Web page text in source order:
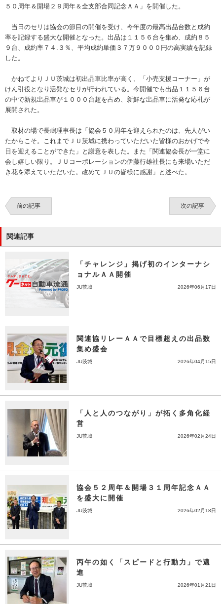
５０周年＆開場２９周年＆全支部合同記念ＡＡ」を開催した。
当日のセリは協会の節目の開催を受け、今年度の最高出品台数と成約
率を記録する盛大な開催となった。出品は１１５６台を集め、成約８５
９台、成約率７４.３％、平均成約単価３７万９０００円の高実績を記録
した。
かねてよりＪＵ茨城は初出品車比率が高く、「小売支援コーナー」が
けん引役となり活発なセリが行われている。今開催でも出品１１５６台
の中で新規出品車が１０００台超を占め、新鮮な出品車に活発な応札が
展開された。
取材の場で長嶋理事長は「協会５０周年を迎えられたのは、先人がい
たからこそ。これまでＪＵ茨城に携わっていただいた皆様のおかげで今
日を迎えることができた」と謝意を表した。また「関連協会長が一堂に
会し嬉しい限り。ＪＵコーポレーションの伊藤行雄社長にも来場いただ
き花を添えていただいた。改めてＪＵの皆様に感謝」と述べた。
前の記事 次の記事
関連記事
「チャレンジ」掲げ初のインターナシ
ョナルＡＡ開催
JU茨城 2026年06月17日
関連協リレーＡＡで目標超えの出品数
集め盛会
JU茨城 2026年04月15日
「人と人のつながり」が拓く多角化経
営
JU茨城 2026年02月24日
協会５２周年＆開場３１周年記念ＡＡ
を盛大に開催
JU茨城 2026年02月18日
丙午の如く「スピードと行動力」で邁
進
JU茨城 2026年01月21日